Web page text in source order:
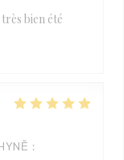
bien été
: